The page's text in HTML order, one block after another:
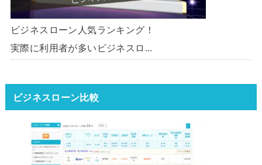
ビジネスローン人気ランキング！
実際に利用者が多いビジネスロー
ータ】【2026年版】
ビジネスローン比較